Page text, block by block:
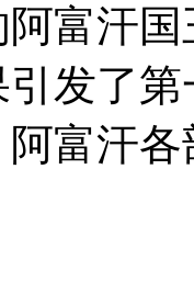
富汗
引发了
富汗各